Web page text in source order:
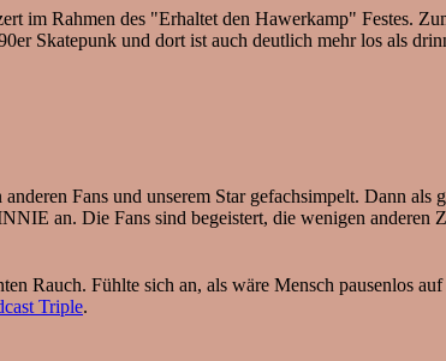
Rahmen des "Erhaltet den Hawerkamp" Festes.
Skatepunk und dort ist auch deutlich mehr los als
Fans und unserem Star gefachsimpelt. Dann als
an. Die Fans sind begeistert, die wenigen
Rauch. Fühlte sich an, als wäre Mensch pausenlos
Triple.